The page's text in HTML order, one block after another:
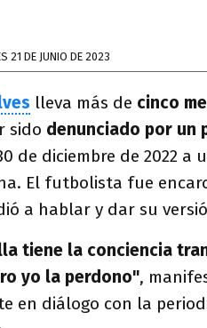
21 DE JUNIO DE 2023
lleva más de cinco
sido denunciado por un
de diciembre de 2022 a
El futbolista fue
a hablar y dar su
tiene la conciencia
yo la perdono",
en diálogo con la